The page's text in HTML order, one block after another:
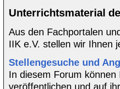
Unterrichtsmaterial
Aus den Fachportalen
IIK e.V. stellen wir Ihnen
Stellengesuche und
In diesem Forum
veröffentlichen und auf